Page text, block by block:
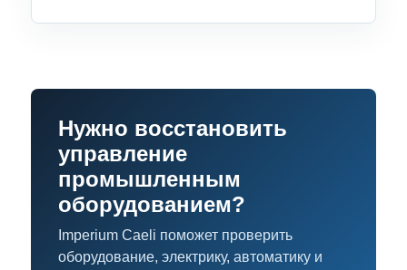
Нужно восстановить
управление
промышленным
оборудованием?
Imperium Caeli поможет проверить
оборудование, электрику, автоматику и